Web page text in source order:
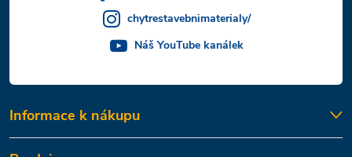
chytrestavebnimaterialy/
Náš YouTube kanálek
Informace k nákupu